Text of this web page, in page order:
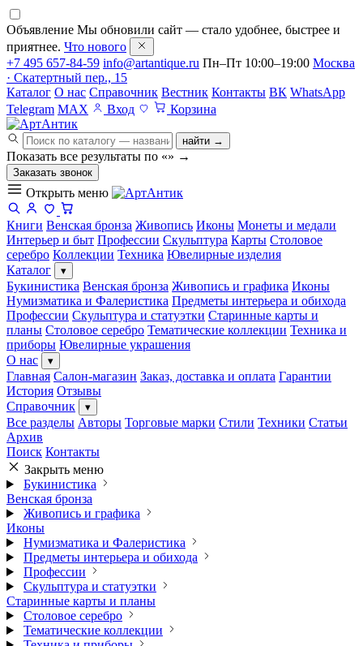
Объявление Мы обновили сайт — стало удобнее, быстрее и
приятнее. Что нового
+7 495 657-84-59 info@artantique.ru Пн–Пт 10:00–19:00 Москва
· Скатертный пер., 15
Каталог О нас Справочник Вестник Контакты ВК WhatsApp
Telegram MAX Вход Корзина
найти →
Показать все результаты по «» →
Заказать звонок
Открыть меню
Книги Венская бронза Живопись Иконы Монеты и медали
Интерьер и быт Профессии Скульптура Карты Столовое
серебро Коллекции Техника Ювелирные изделия
Каталог
▾
Букинистика Венская бронза Живопись и графика Иконы
Нумизматика и Фалеристика Предметы интерьера и обихода
Профессии Скульптура и статуэтки Старинные карты и
планы Столовое серебро Тематические коллекции Техника и
приборы Ювелирные украшения
О нас
▾
Главная Салон-магазин Заказ, доставка и оплата Гарантии
История Отзывы
Справочник
▾
Все разделы Авторы Торговые марки Стили Техники Статьи
Архив
Поиск Контакты
Закрыть меню
Букинистика
Венская бронза
Живопись и графика
Иконы
Нумизматика и Фалеристика
Предметы интерьера и обихода
Профессии
Скульптура и статуэтки
Старинные карты и планы
Столовое серебро
Тематические коллекции